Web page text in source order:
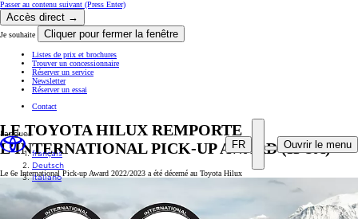
Passer au contenu suivant (Press Enter)
Accès direct →
Je souhaite Cliquer pour fermer la fenêtre
Listes de prix et brochures
Trouver un concessionnaire
Réserver un service
Newsletter
Réserver un essai
Contact
FR
Langues
français
Deutsch
italiano
Ouvrir le menu
LE TOYOTA HILUX REMPORTE
L’INTERNATIONAL PICK-UP AWARD (IPUA)
Le 6e International Pick-up Award 2022/2023 a été décerné au Toyota Hilux